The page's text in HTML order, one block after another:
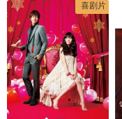
喜剧片